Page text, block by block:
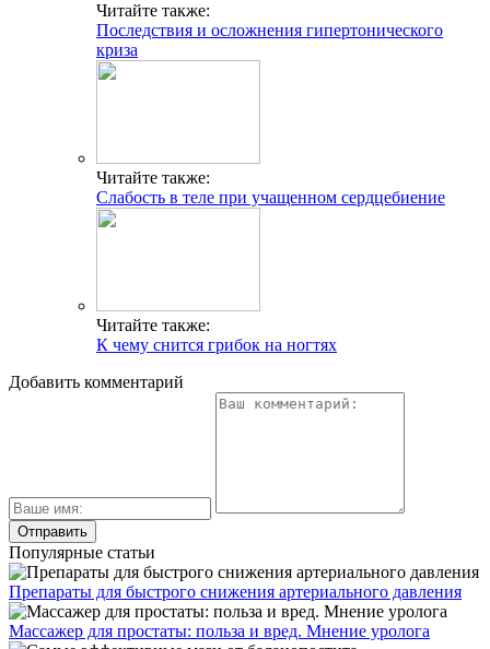
Читайте также:
Последствия и осложнения гипертонического
криза
Читайте также:
Слабость в теле при учащенном сердцебиение
Читайте также:
К чему снится грибок на ногтях
Добавить комментарий
Популярные статьи
Препараты для быстрого снижения артериального давления
Массажер для простаты: польза и вред. Мнение уролога